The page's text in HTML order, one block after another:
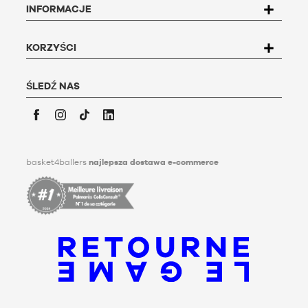
napisać do Basket4Ballers, 104 rue de Hochfelden, 67200
Strasbourg lub wypełnić formularz"Kontakt z obsługą
Aby uzyskać więcej informacji,
tutaj. Basket4Ballers
informuje użytkownika, że może on określić, za życia,
przekazywania swoich danych osobowych po jego śmierci.
Aby dowiedzieć się więcej, kliknijtutaj.
INFORMACJE
KORZYŚCI
ŚLEDŹ NAS
basket4ballers najlepsza dostawa e-commerce